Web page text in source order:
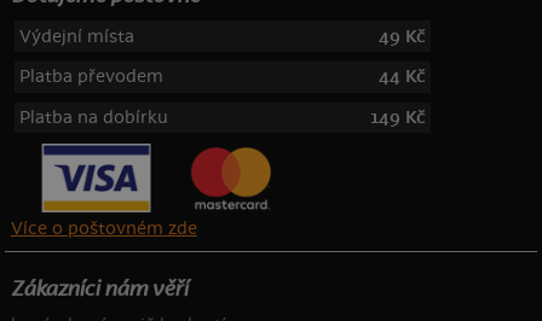
Výdejní místa
49 Kč
Platba převodem
44 Kč
Platba na dobírku
149 Kč
Více o poštovném zde
Zákazníci nám věří